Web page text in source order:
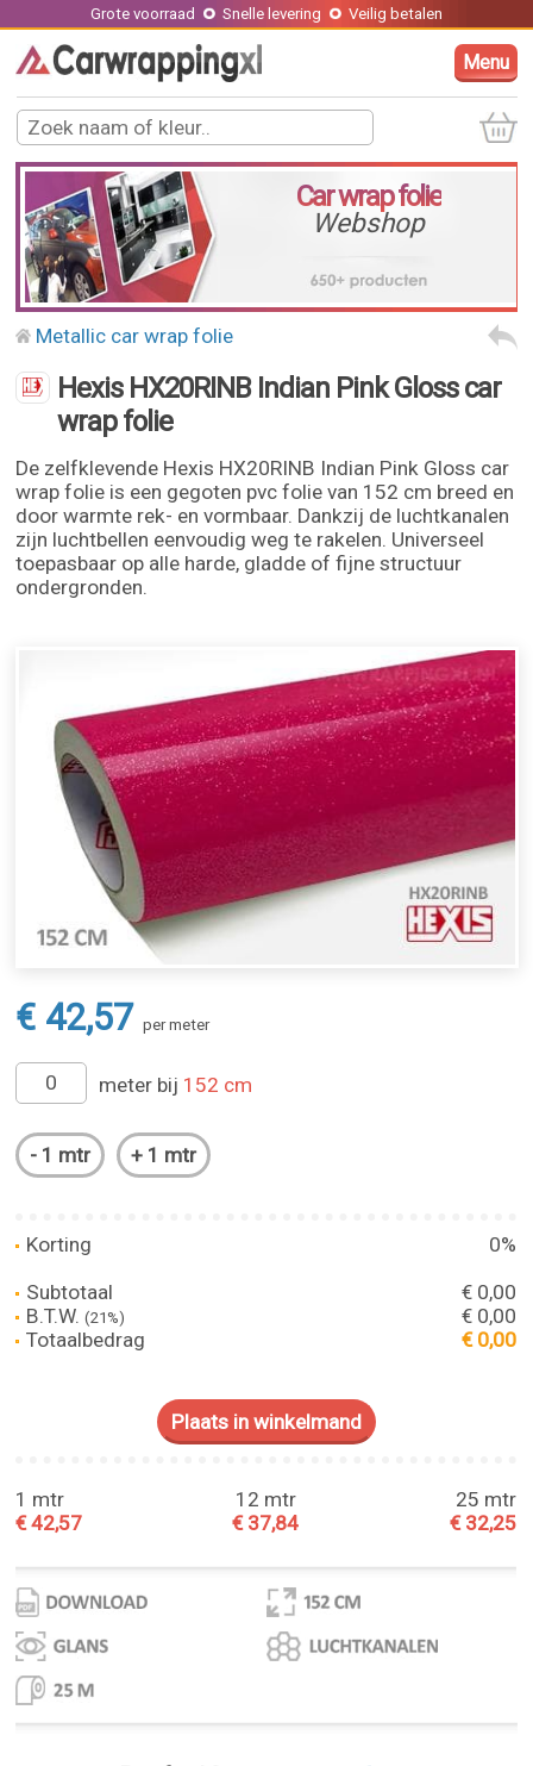
Grote voorraad Snelle levering Veilig betalen
Menu
Car wrap folie
Webshop
Metallic car wrap folie
Hexis HX20RINB Indian Pink Gloss car
wrap folie
De zelfklevende Hexis HX20RINB Indian Pink Gloss car
wrap folie is een gegoten pvc folie van 152 cm breed en
door warmte rek- en vormbaar. Dankzij de luchtkanalen
zijn luchtbellen eenvoudig weg te rakelen. Universeel
toepasbaar op alle harde, gladde of fijne structuur
ondergronden.
€ 42,57 per meter
meter bij 152 cm
Korting
0%
Subtotaal
€ 0,00
B.T.W.(21%)
€ 0,00
Totaalbedrag
€ 0,00
1 mtr
€ 42,57
12 mtr
€ 37,84
25 mtr
€ 32,25